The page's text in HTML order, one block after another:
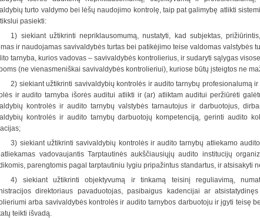
turto valdymo bei lėšų naudojimo kontrolę, taip pat galimybę atlikti
pasiekti:
1) siekiant užtikrinti nepriklausomumą, nustatyti, kad subjektas,
ir naudojamas savivaldybės turtas bei patikėjimo teise valdomas valstybės
tarnyba, kurios vadovas – savivaldybės kontrolierius, ir sudaryti sąlygas
(ne vienasmeniškai savivaldybės kontrolieriui), kuriose būtų įsteigtos ne
2) siekiant užtikrinti savivaldybių kontrolės ir audito tarnybų profesionalumą
ir audito tarnyba išorės auditui atlikti ir (ar) atliktam auditui peržiūrėti
kontrolės ir audito tarnybų valstybės tarnautojus ir darbuotojus,
kontrolės ir audito tarnybų darbuotojų kompetenciją, gerinti audito
3) siekiant užtikrinti savivaldybių kontrolės ir audito tarnybų atliekamo
vadovaujantis Tarptautinės aukščiausiųjų audito institucijų
parengtomis pagal tarptautiniu lygiu pripažintus standartus, ir atsisakyti
4) siekiant užtikrinti objektyvumą ir tinkamą teisinį reguliavimą,
direktoriaus pavaduotojas, pasibaigus kadencijai ar
arba savivaldybės kontrolės ir audito tarnybos darbuotoju ir įgyti teisę
teikti išvadą.